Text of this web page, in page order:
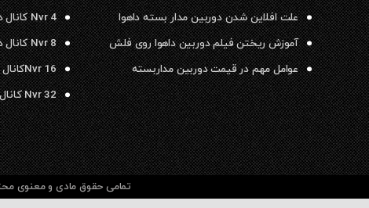
علت افلاین شدن دوربین مدار بسته داهوا
آموزش ریختن فیلم دوربین داهوا روی فلش
عوامل مهم در قیمت دوربین مداربسته
Nvr 4 کانال داهوا
Nvr 8 کانال داهوا
Nvr 16کانال داهوا
Nvr 32 کانال داهوا
تمامی حقوق مادی و معنوی